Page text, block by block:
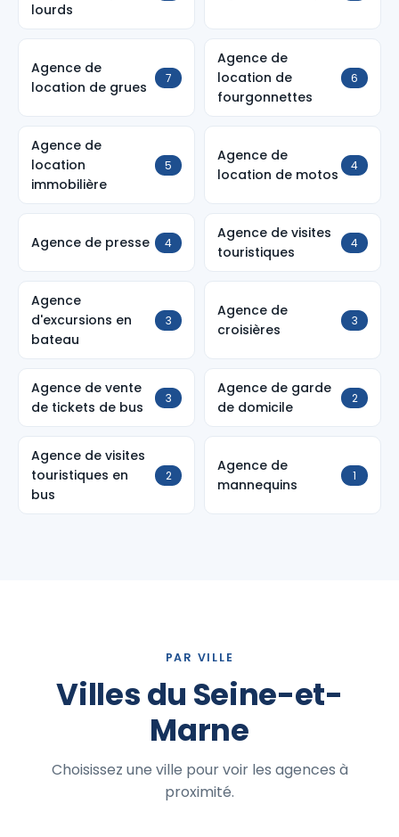
lourds
Agence de
location de grues
7
Agence de
location de
fourgonnettes
6
Agence de
location
immobilière
5
Agence de
location de motos
4
Agence de presse 4
Agence de visites
touristiques
4
Agence
d'excursions en
bateau
3
Agence de
croisières
3
Agence de vente
de tickets de bus
3
Agence de garde
de domicile
2
Agence de visites
touristiques en
bus
2
Agence de
mannequins
1
PAR VILLE
Villes du Seine-et-
Marne
Choisissez une ville pour voir les agences à
proximité.